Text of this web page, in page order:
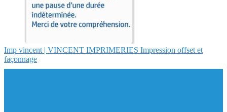
Imp vincent | VINCENT IMPRIMERIES Impression offset et
façonnage